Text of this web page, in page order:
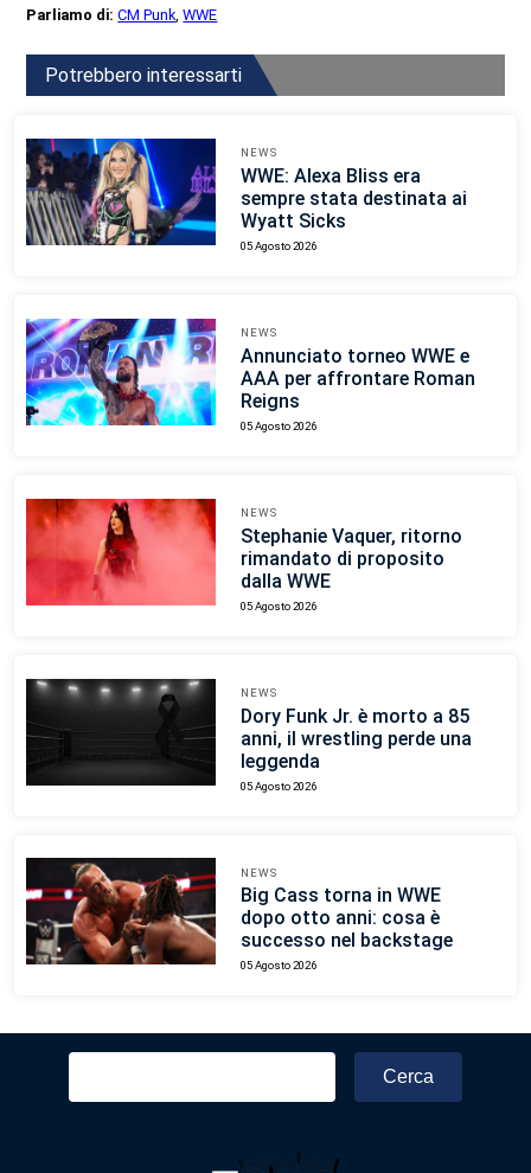
Parliamo di:CM Punk ,WWE
Potrebbero interessarti
NEWS
WWE: Alexa Bliss era
sempre stata destinata ai
Wyatt Sicks
05 Agosto 2026
NEWS
Annunciato torneo WWE e
AAA per affrontare Roman
Reigns
05 Agosto 2026
NEWS
Stephanie Vaquer, ritorno
rimandato di proposito
dalla WWE
05 Agosto 2026
NEWS
Dory Funk Jr. è morto a 85
anni, il wrestling perde una
leggenda
05 Agosto 2026
NEWS
Big Cass torna in WWE
dopo otto anni: cosa è
successo nel backstage
05 Agosto 2026